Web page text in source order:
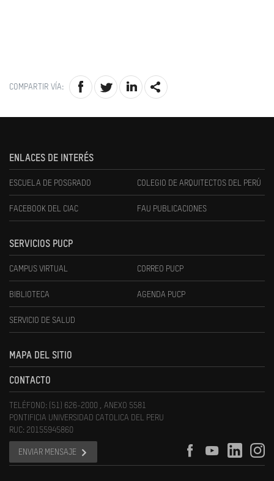
COMPARTIR VÍA:
ENLACES DE INTERÉS
ESCUELA DE POSGRADO COLEGIO DE ARQUITECTOS DEL PERÚ
FACEBOOK DEL CIAC FAU PUBLICACIONES
SERVICIOS PUCP
CAMPUS VIRTUAL CORREO PUCP
BIBLIOTECA AGENDA PUCP
SERVICIO DE SALUD
MAPA DEL SITIO
CONTACTO
TELÉFONO: (51) 626-2000 , ANEXO 5581
PONTIFICIA UNIVERSIDAD CATOLICA DEL PERU
RUC: 20155945860
ENVIAR MENSAJE